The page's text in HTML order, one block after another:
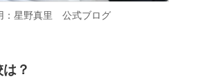
：星野真里 公式ブログ
？